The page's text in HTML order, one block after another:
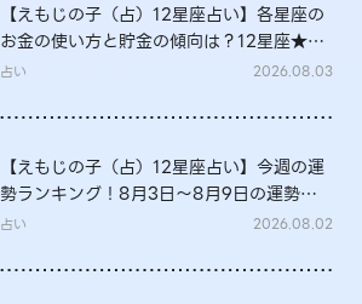
【えもじの子（占）12星座占い】各星座の
お金の使い方と貯金の傾向は？12星座★徹
底解説
占い 2026.08.03
【えもじの子（占）12星座占い】今週の運
勢ランキング！8月3日～8月9日の運勢
は？
占い 2026.08.02